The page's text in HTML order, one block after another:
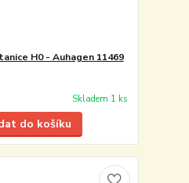
H0 - Auhagen 11469
Skladem 1 ks
do košíku